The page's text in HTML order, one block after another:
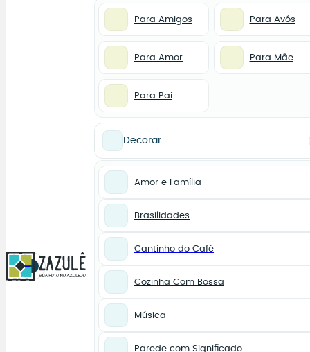
0
Para Amigos Para Avós
Para Amor Para Mãe
Para Pai
Decorar
Amor e Família
Brasilidades
Cantinho do Café
Cozinha Com Bossa
Música
Parede com Significado